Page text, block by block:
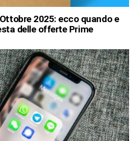
2025: ecco quando e
delle offerte Prime